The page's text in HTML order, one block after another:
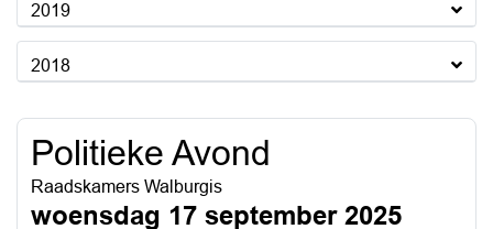
2019
2018
Politieke Avond
Raadskamers Walburgis
woensdag 17 september 2025